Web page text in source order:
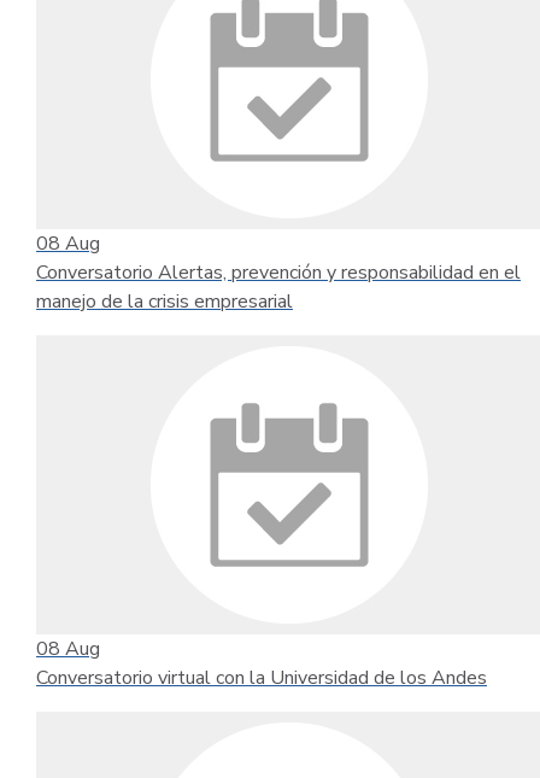
08 Aug
Conversatorio Alertas, prevención y responsabilidad en el
manejo de la crisis empresarial
08 Aug
Conversatorio virtual con la Universidad de los Andes